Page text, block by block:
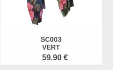
SC003
VERT
59.90 €